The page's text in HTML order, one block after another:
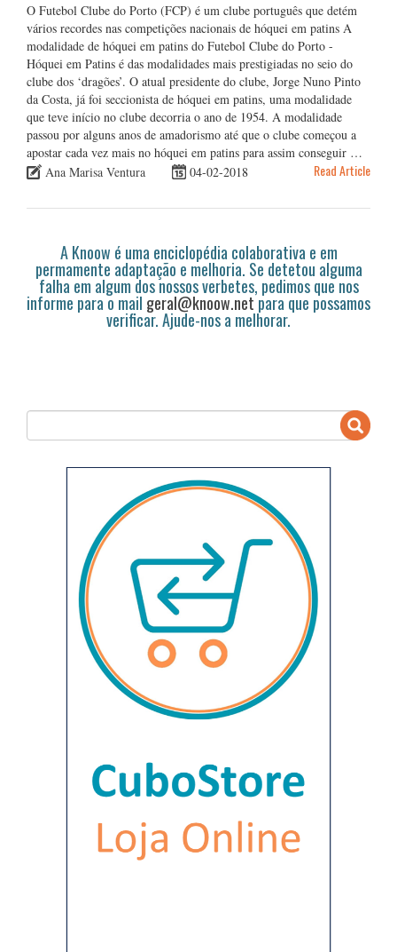
O Futebol Clube do Porto (FCP) é um clube português que detém
vários recordes nas competições nacionais de hóquei em patins A
modalidade de hóquei em patins do Futebol Clube do Porto -
Hóquei em Patins é das modalidades mais prestigiadas no seio do
clube dos ‘dragões’. O atual presidente do clube, Jorge Nuno Pinto
da Costa, já foi seccionista de hóquei em patins, uma modalidade
que teve início no clube decorria o ano de 1954. A modalidade
passou por alguns anos de amadorismo até que o clube começou a
apostar cada vez mais no hóquei em patins para assim conseguir …
Ana Marisa Ventura
04-02-2018 Read Article
A Knoow é uma enciclopédia colaborativa e em
permamente adaptação e melhoria. Se detetou alguma
falha em algum dos nossos verbetes, pedimos que nos
informe para o mail geral@knoow.netpara que possamos
verificar. Ajude-nos a melhorar.